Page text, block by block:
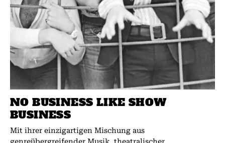
NO BUSINESS LIKE SHOW
BUSINESS
Mit ihrer einzigartigen Mischung aus